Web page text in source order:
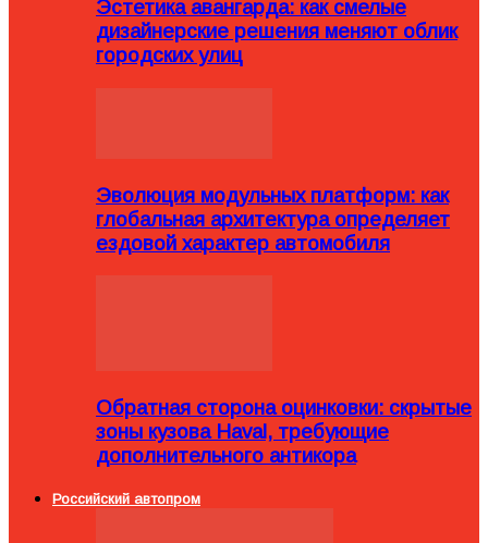
Эстетика авангарда: как смелые
дизайнерские решения меняют облик
городских улиц
Эволюция модульных платформ: как
глобальная архитектура определяет
ездовой характер автомобиля
Обратная сторона оцинковки: скрытые
зоны кузова Haval, требующие
дополнительного антикора
Российский автопром